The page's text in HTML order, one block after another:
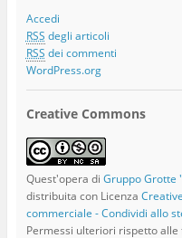
Accedi
RSS degli articoli
RSS dei commenti
WordPress.org
Creative Commons
Quest'opera di Gruppo Grotte
distribuita con Licenza
commerciale - Condividi allo
Permessi ulteriori rispetto